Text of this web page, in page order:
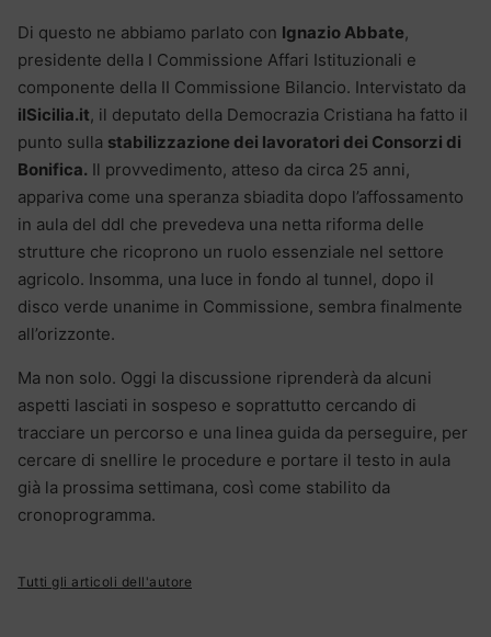
Di questo ne abbiamo parlato con Ignazio Abbate,
presidente della I Commissione Affari Istituzionali e
componente della II Commissione Bilancio. Intervistato da
ilSicilia.it, il deputato della Democrazia Cristiana ha fatto il
punto sulla stabilizzazione dei lavoratori dei Consorzi di
Bonifica. Il provvedimento, atteso da circa 25 anni,
appariva come una speranza sbiadita dopo l’affossamento
in aula del ddl che prevedeva una netta riforma delle
strutture che ricoprono un ruolo essenziale nel settore
agricolo. Insomma, una luce in fondo al tunnel, dopo il
disco verde unanime in Commissione, sembra finalmente
all’orizzonte.
Ma non solo. Oggi la discussione riprenderà da alcuni
aspetti lasciati in sospeso e soprattutto cercando di
tracciare un percorso e una linea guida da perseguire, per
cercare di snellire le procedure e portare il testo in aula
già la prossima settimana, così come stabilito da
cronoprogramma.
Tutti gli articoli dell'autore